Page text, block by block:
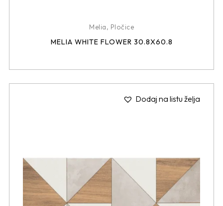
Melia, Pločice
MELIA WHITE FLOWER 30.8X60.8
Dodaj na listu želja